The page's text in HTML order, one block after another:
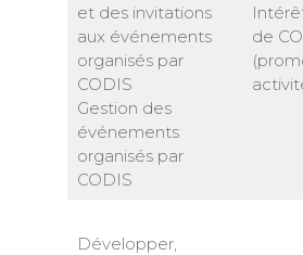
et des invitations
aux événements
organisés par
CODIS
Gestion des
événements
organisés par
CODIS
de
Développer,